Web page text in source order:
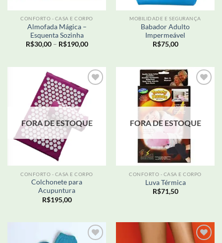
CONFORTO - CASA E CORPO
Almofada Mágica –
Esquenta Sozinha
R$30,00 – R$190,00Faixa
através
R$190,00
MOBILIDADE E SEGURANÇA
Babador Adulto
Impermeável
R$75,00
Adicionar
aos meus
desejos
FORA DE ESTOQUE
CONFORTO - CASA E CORPO
Colchonete para
Acupuntura
R$195,00
Adicionar
aos meus
desejos
FORA DE ESTOQUE
CONFORTO - CASA E CORPO
Luva Térmica
R$71,50